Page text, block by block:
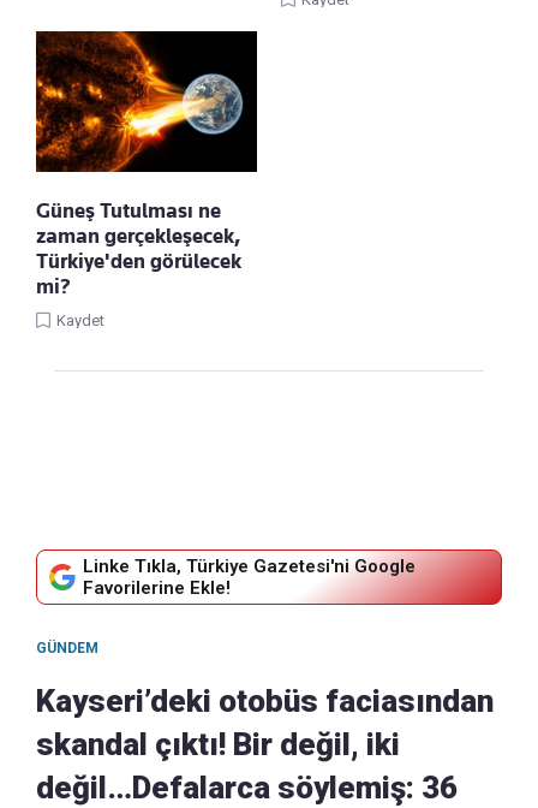
Güneş Tutulması ne
zaman gerçekleşecek,
Türkiye'den görülecek
mi?
Kaydet
Linke Tıkla, Türkiye Gazetesi'ni Google
Favorilerine Ekle!
GÜNDEM
Kayseri’deki otobüs faciasından
skandal çıktı! Bir değil, iki
değil…Defalarca söylemiş: 36